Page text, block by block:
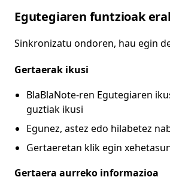
Egutegiaren funtzioak
Sinkronizatu ondoren, hau egin
Gertaerak ikusi
BlaBlaNote-ren Egutegiaren
guztiak ikusi
Egunez, astez edo hilabetez
Gertaeretan klik egin
Gertaera aurreko informazioa